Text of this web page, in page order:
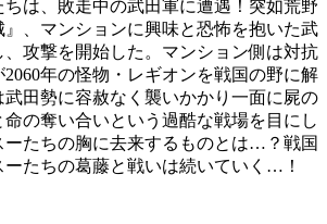
は、敗走中の武田軍に遭遇！突如荒野
、マンションに興味と恐怖を抱いた武
、攻撃を開始した。マンション側は対抗
年の怪物・レギオンを戦国の野に解
武田勢に容赦なく襲いかかり一面に屍の
の奪い合いという過酷な戦場を目にし
ーたちの胸に去来するものとは…？戦国
たちの葛藤と戦いは続いていく…！